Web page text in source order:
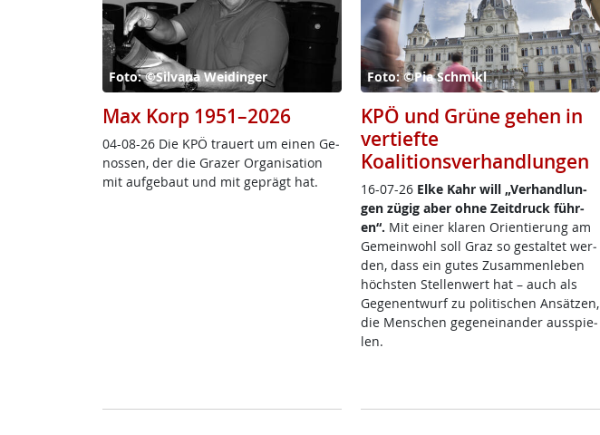
Foto: ©Silvana Weidinger
Max Korp 1951–2026
04-08-26 Die KPÖ trau­ert um ei­nen Ge­
nos­sen, der die Gra­zer Or­ga­ni­sa­ti­on
mit auf­ge­baut und mit ge­prägt hat.
Foto: ©Pia Schmikl
KPÖ und Grüne gehen in
vertiefte
Koalitionsverhandlungen
16-07-26 El­ke Kahr will „Ver­hand­lun­
gen zü­g­ig aber oh­ne Zeit­druck füh­r­
en“. Mit ei­ner kla­ren Ori­en­tie­rung am
Ge­mein­wohl soll Graz so ge­stal­tet wer­
den, dass ein gu­tes Zu­sam­men­le­ben
höchs­ten Stel­len­wert hat – auch als
Ge­gen­ent­wurf zu po­li­ti­schen An­sät­zen,
die Men­schen ge­gen­ein­an­der aus­spie­
len.